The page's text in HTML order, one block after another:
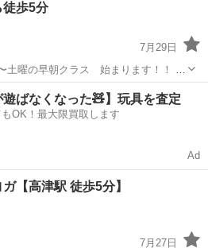
徒歩5分
7月29日
土曜の早朝クラス 始まります！！ 本
線「向ヶ丘遊園駅」「登戸駅」 どちらからも歩いてすぐ ⁡ ...
ヨガ 朝活
遊ばなくなった🧸】玩具を査定
OK！最大限買取します
Ad
【高津駅 徒歩5分】
7月27日